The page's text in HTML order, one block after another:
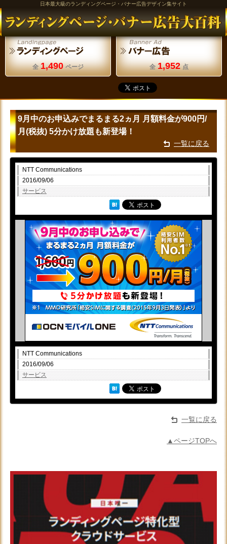
日本最大級のランディングページ・バナー広告デザイン集サイト
全 1,490 ページ 全 1,952 点
9月中のお申込みでまるまる2ヵ月 月額料金が900円/
月(税抜) 5分かけ放題も新登場！
一覧に戻る
NTT Communications
2016/09/06
サービス
NTT Communications
2016/09/06
サービス
一覧に戻る
▲ページTOPへ